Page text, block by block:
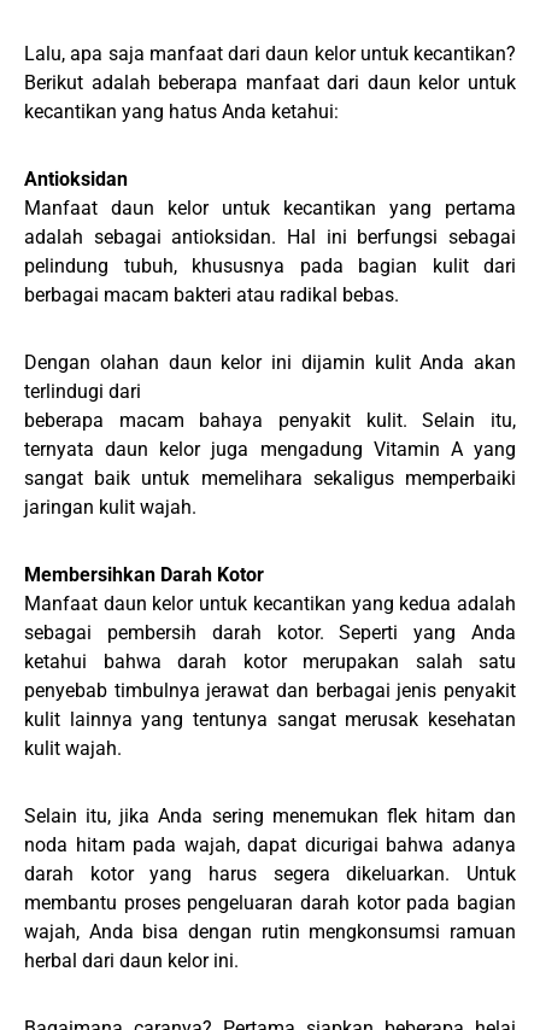
Lalu, apa saja manfaat dari daun kelor untuk kecantikan?
Berikut adalah beberapa manfaat dari daun kelor untuk
kecantikan yang hatus Anda ketahui:
Antioksidan
Manfaat daun kelor untuk kecantikan yang pertama
adalah sebagai antioksidan. Hal ini berfungsi sebagai
pelindung tubuh, khususnya pada bagian kulit dari
berbagai macam bakteri atau radikal bebas.
Dengan olahan daun kelor ini dijamin kulit Anda akan
terlindugi dari
beberapa macam bahaya penyakit kulit. Selain itu,
ternyata daun kelor juga mengadung Vitamin A yang
sangat baik untuk memelihara sekaligus memperbaiki
jaringan kulit wajah.
Membersihkan Darah Kotor
Manfaat daun kelor untuk kecantikan yang kedua adalah
sebagai pembersih darah kotor. Seperti yang Anda
ketahui bahwa darah kotor merupakan salah satu
penyebab timbulnya jerawat dan berbagai jenis penyakit
kulit lainnya yang tentunya sangat merusak kesehatan
kulit wajah.
Selain itu, jika Anda sering menemukan flek hitam dan
noda hitam pada wajah, dapat dicurigai bahwa adanya
darah kotor yang harus segera dikeluarkan. Untuk
membantu proses pengeluaran darah kotor pada bagian
wajah, Anda bisa dengan rutin mengkonsumsi ramuan
herbal dari daun kelor ini.